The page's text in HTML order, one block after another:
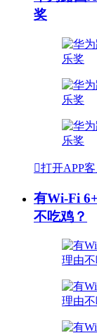
奖
打开APP
有Wi-Fi
不吃鸡？